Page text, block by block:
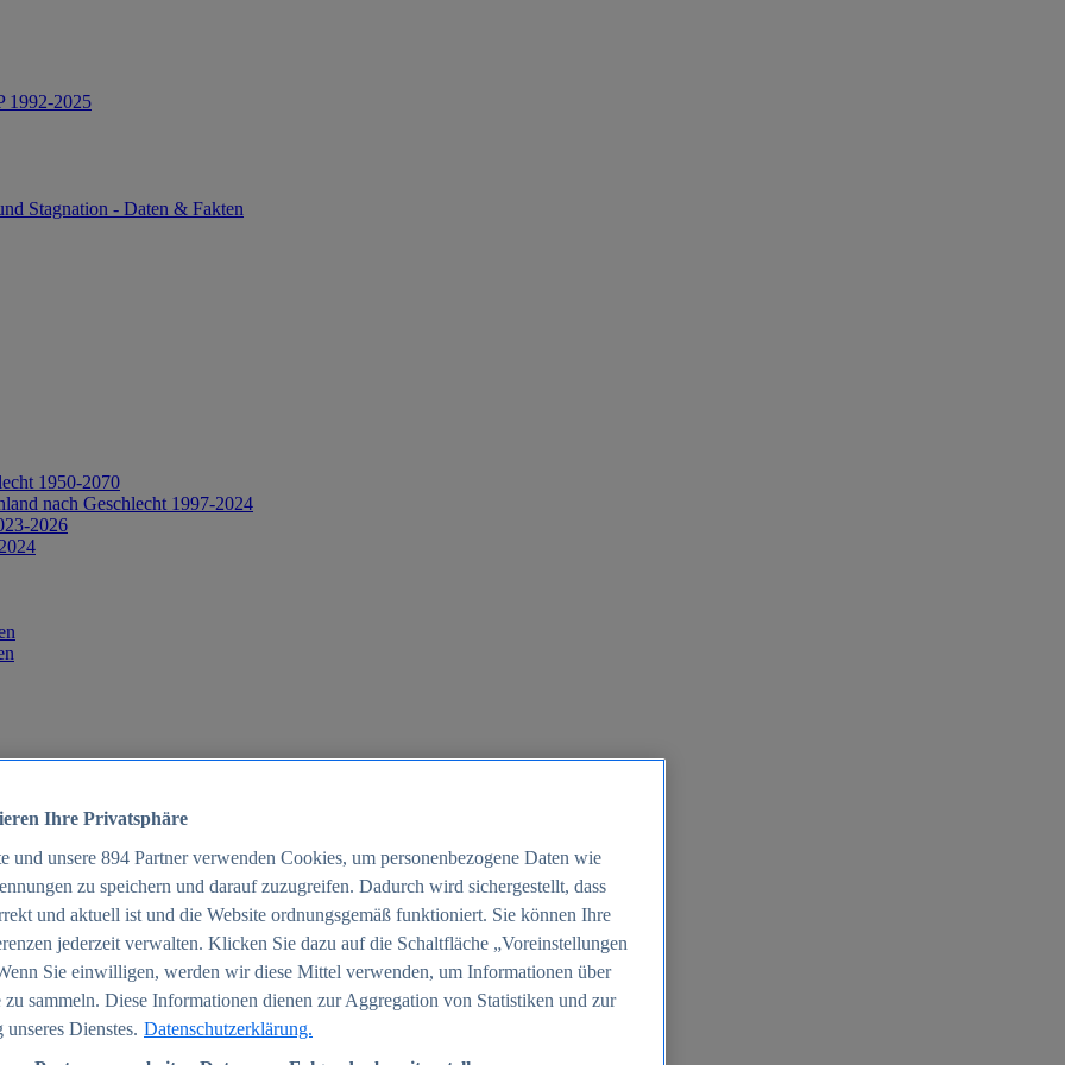
1992-2025
Stagnation - Daten & Fakten
1950-2070
nach Geschlecht 1997-2024
2026
2025
Ihre Privatsphäre
und unsere 894 Partner verwenden Cookies, um personenbezogene Daten wie
zu speichern und darauf zuzugreifen. Dadurch wird sichergestellt, dass
und aktuell ist und die Website ordnungsgemäß funktioniert. Sie können Ihre
jederzeit verwalten. Klicken Sie dazu auf die Schaltfläche „Voreinstellungen
Sie einwilligen, werden wir diese Mittel verwenden, um Informationen über
zu sammeln. Diese Informationen dienen zur Aggregation von Statistiken und zur
unseres Dienstes. Datenschutzerklärung.